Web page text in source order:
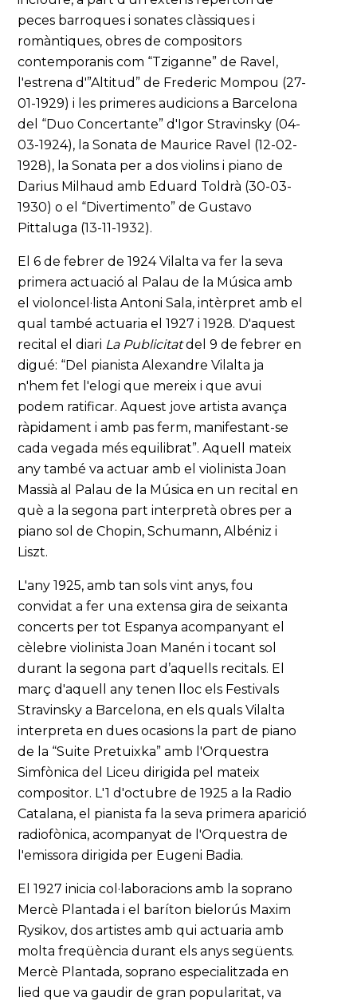
peces barroques i sonates clàssiques i
romàntiques, obres de compositors
contemporanis com “Tziganne” de Ravel,
l'estrena d'”Altitud” de Frederic Mompou (27-
01-1929) i les primeres audicions a Barcelona
del “Duo Concertante” d'Igor Stravinsky (04-
03-1924), la Sonata de Maurice Ravel (12-02-
1928), la Sonata per a dos violins i piano de
Darius Milhaud amb Eduard Toldrà (30-03-
1930) o el “Divertimento” de Gustavo
Pittaluga (13-11-1932).
El 6 de febrer de 1924 Vilalta va fer la seva
primera actuació al Palau de la Música amb
el violoncel·lista Antoni Sala, intèrpret amb el
qual també actuaria el 1927 i 1928. D'aquest
recital el diari La Publicitatdel 9 de febrer en
digué: “Del pianista Alexandre Vilalta ja
n'hem fet l'elogi que mereix i que avui
podem ratificar. Aquest jove artista avança
ràpidament i amb pas ferm, manifestant-se
cada vegada més equilibrat”. Aquell mateix
any també va actuar amb el violinista Joan
Massià al Palau de la Música en un recital en
què a la segona part interpretà obres per a
piano sol de Chopin, Schumann, Albéniz i
Liszt.
L'any 1925, amb tan sols vint anys, fou
convidat a fer una extensa gira de seixanta
concerts per tot Espanya acompanyant el
cèlebre violinista Joan Manén i tocant sol
durant la segona part d’aquells recitals. El
març d'aquell any tenen lloc els Festivals
Stravinsky a Barcelona, en els quals Vilalta
interpreta en dues ocasions la part de piano
de la “Suite Pretuixka” amb l'Orquestra
Simfònica del Liceu dirigida pel mateix
compositor. L'1 d'octubre de 1925 a la Radio
Catalana, el pianista fa la seva primera aparició
radiofònica, acompanyat de l'Orquestra de
l'emissora dirigida per Eugeni Badia.
El 1927 inicia col·laboracions amb la soprano
Mercè Plantada i el baríton bielorús Maxim
Rysikov, dos artistes amb qui actuaria amb
molta freqüència durant els anys següents.
Mercè Plantada, soprano especialitzada en
lied que va gaudir de gran popularitat, va